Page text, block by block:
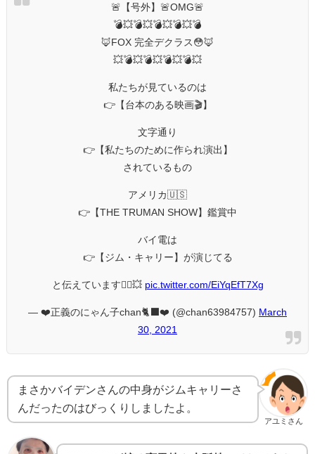
🚨【号外】🚨OMG🚨
💣💥💣💥💣💥💣💥💣
🦊FOX 完全デクラス😳🦊
💥💣💥💣💥💣💥💣💥
私たちが見ているのは
👉【台本のある映画🎬】
文字通り
👉【私たちのために作られ演出】
されているもの
アメリカ🇺🇸
👉【THE TRUMAN SHOW】鑑賞中
バイ電は
👉【ジム・キャリー】が演じてる
と伝えています💁‍♀️💥 pic.twitter.com/EiYqEfT7Xg
— ❤️正義のにゃん子chan🐈‍⬛❤️ (@chan63984757) March
30, 2021
アユミさん
まさかバイデンさんの中身がジムキャリーさ
んだったのはびっくりしましたよ。